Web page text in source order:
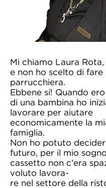
Mi chiamo Laura Rota,
e non ho scelto di fare
parrucchiera.
Ebbene sì! Quando
di una bambina ho
lavorare per aiutare
economicamente la
famiglia.
Non ho potuto
futuro, per il mio sogno
cassetto non c’era
voluto lavora-
re nel settore della